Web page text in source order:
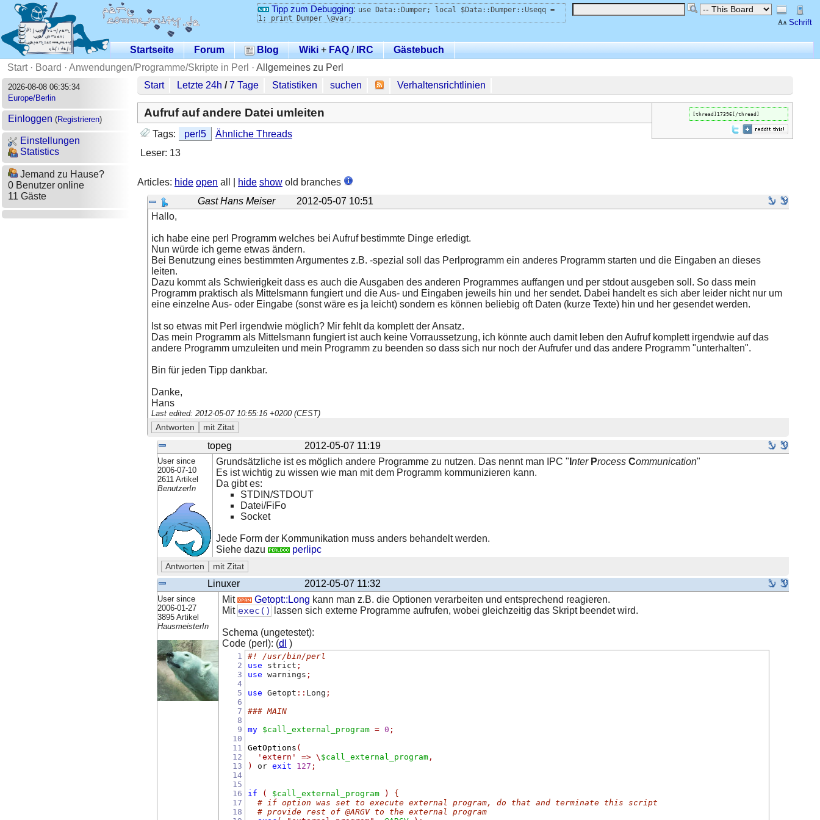
Schrift
Tipp zum Debugging: use Data::Dumper; local $Data::Dumper::Useqq =
1; print Dumper \@var;
Startseite Forum Blog Wiki+ FAQ /IRC
Gästebuch
Start· Board · Anwendungen/Programme/Skripte in Perl · Allgemeines zu Perl
2026-08-08 06:35:34
Europe/Berlin
Einloggen (Registrieren)
Einstellungen
Statistics
Jemand zu Hause?
0 Benutzer online
11 Gäste
Start Letzte 24h /7 Tage Statistiken suchen Verhaltensrichtlinien
[thread]17396[/thread]
Aufruf auf andere Datei umleiten
Tags: perl5
Ähnliche Threads
Leser: 13
Articles: hide open all | hide show old branches
Gast Hans Meiser
2012-05-07 10:51
Hallo,
ich habe eine perl Programm welches bei Aufruf bestimmte Dinge erledigt.
Nun würde ich gerne etwas ändern.
Bei Benutzung eines bestimmten Argumentes z.B. -spezial soll das Perlprogramm ein anderes Programm starten und die Eingaben an dieses
leiten.
Dazu kommt als Schwierigkeit dass es auch die Ausgaben des anderen Programmes auffangen und per stdout ausgeben soll. So dass mein
Programm praktisch als Mittelsmann fungiert und die Aus- und Eingaben jeweils hin und her sendet. Dabei handelt es sich aber leider nicht nur um
eine einzelne Aus- oder Eingabe (sonst wäre es ja leicht) sondern es können beliebig oft Daten (kurze Texte) hin und her gesendet werden.
Ist so etwas mit Perl irgendwie möglich? Mir fehlt da komplett der Ansatz.
Das mein Programm als Mittelsmann fungiert ist auch keine Vorraussetzung, ich könnte auch damit leben den Aufruf komplett irgendwie auf das
andere Programm umzuleiten und mein Programm zu beenden so dass sich nur noch der Aufrufer und das andere Programm "unterhalten".
Bin für jeden Tipp dankbar.
Danke,
Hans
Last edited: 2012-05-07 10:55:16 +0200 (CEST)
topeg 2012-05-07 11:19
User since
2006-07-10
2611 Artikel
BenutzerIn
Grundsätzliche ist es möglich andere Programme zu nutzen. Das nennt man IPC " nter Process Communication"
Es ist wichtig zu wissen wie man mit dem Programm kommunizieren kann.
Da gibt es:
STDIN/STDOUT
Datei/FiFo
Socket
Jede Form der Kommunikation muss anders behandelt werden.
Siehe dazu
perlipc
Linuxer 2012-05-07 11:32
User since
2006-01-27
3895 Artikel
HausmeisterIn
Mit Getopt::Long kann man z.B. die Optionen verarbeiten und entsprechend reagieren.
Mit exec() lassen sich externe Programme aufrufen, wobei gleichzeitig das Skript beendet wird.
Schema (ungetestet):
Code (perl): (dl )
1
2
3
4
5
6
7
8
9
10
11
12
13
14
15
16
17
18
#! /usr/bin/perl
use strict ;
use warnings ;
use Getopt :: Long ;
### MAIN
my
$call_external_program = 0 ;
GetOptions (
'extern'
=> \ $call_external_program,
)
or exit 127 ;
if ( $call_external_program )
{
# if option was set to execute external program, do that and terminate this script
# provide rest of @ARGV to the external program